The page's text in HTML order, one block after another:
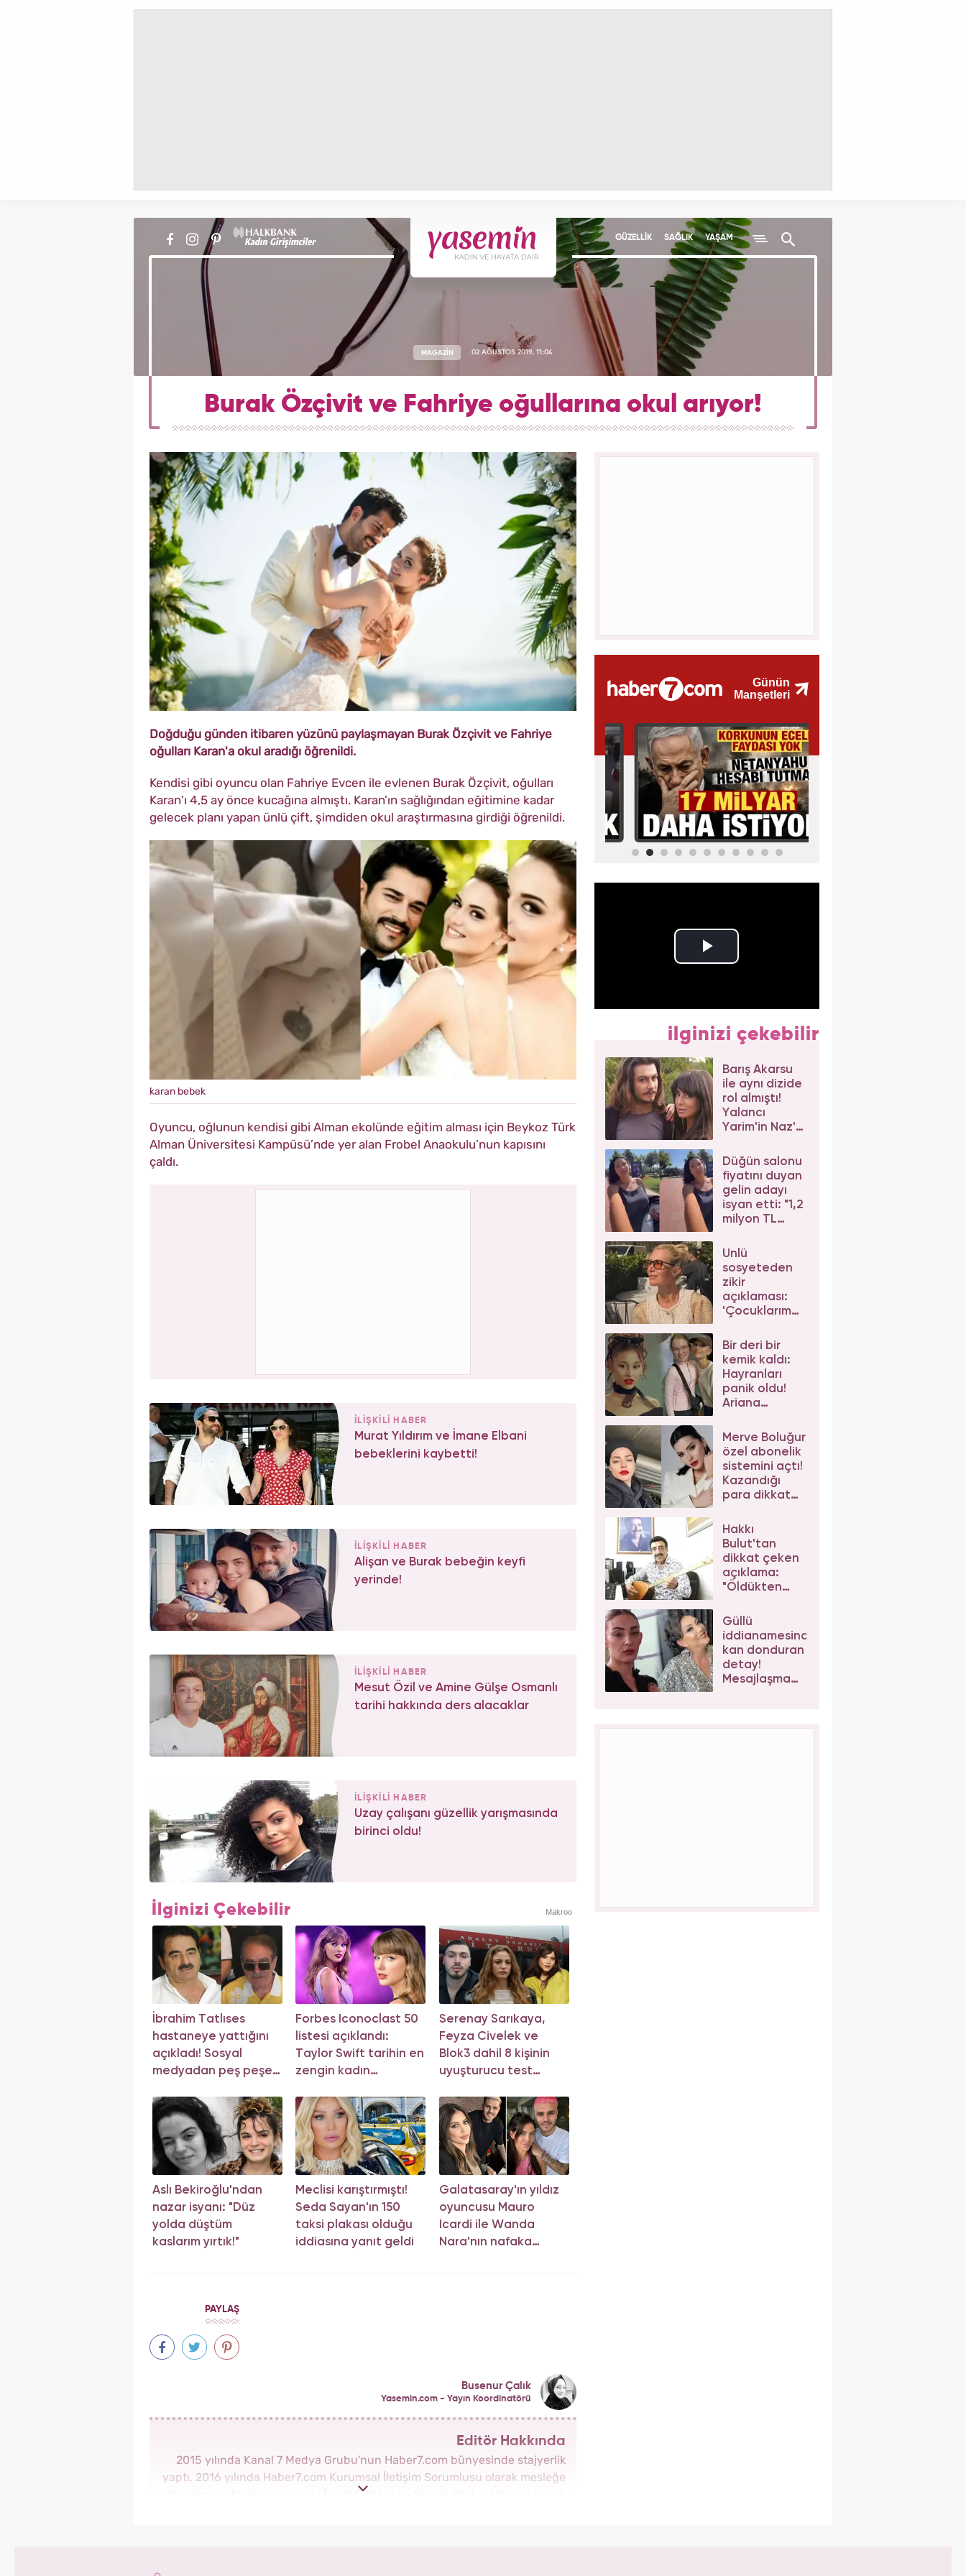
GÜZELLİK SAĞLIK YAŞAM
MAGAZİN 02 AĞUSTOS 2019, 11:04
Burak Özçivit ve Fahriye oğullarına okul arıyor!
Doğduğu günden itibaren yüzünü paylaşmayan Burak Özçivit ve Fahriye
oğulları Karan'a okul aradığı öğrenildi.
Kendisi gibi oyuncu olan Fahriye Evcen ile evlenen Burak Özçivit, oğulları
Karan'ı 4,5 ay önce kucağına almıştı. Karan’ın sağlığından eğitimine kadar
gelecek planı yapan ünlü çift, şimdiden okul araştırmasına girdiği öğrenildi.
karan bebek
Oyuncu, oğlunun kendisi gibi Alman ekolünde eğitim alması için Beykoz Türk
Alman Üniversitesi Kampüsü’nde yer alan Frobel Anaokulu’nun kapısını
çaldı.
İLİŞKİLİ HABER
Murat Yıldırım ve İmane Elbani
bebeklerini kaybetti!
İLİŞKİLİ HABER
Alişan ve Burak bebeğin keyfi
yerinde!
İLİŞKİLİ HABER
Mesut Özil ve Amine Gülşe Osmanlı
tarihi hakkında ders alacaklar
İLİŞKİLİ HABER
Uzay çalışanı güzellik yarışmasında
birinci oldu!
İlginizi Çekebilir Makroo
İbrahim Tatlıses
hastaneye yattığını
açıkladı! Sosyal
medyadan peş peşe
Forbes Iconoclast 50
listesi açıklandı:
Taylor Swift tarihin en
zengin kadın
Serenay Sarıkaya,
Feyza Civelek ve
Blok3 dahil 8 kişinin
uyuşturucu test
Aslı Bekiroğlu'ndan
nazar isyanı: "Düz
yolda düştüm
kaslarım yırtık!"
Meclisi karıştırmıştı!
Seda Sayan'ın 150
taksi plakası olduğu
iddiasına yanıt geldi
Galatasaray'ın yıldız
oyuncusu Mauro
Icardi ile Wanda
Nara'nın nafaka
PAYLAŞ
Busenur Çalık
Yasemin.com - Yayın Koordinatörü
Editör Hakkında
2015 yılında Kanal 7 Medya Grubu'nun Haber7.com bünyesinde stajyerlik
yaptı. 2016 yılında Haber7.com Kurumsal İletişim Sorumlusu olarak mesleğe
ilk adımını atarak sonrasında İçerik Editörü ve Sosyal Medya Uzmanı olarak
ilginizi çekebilir
Barış Akarsu
ile aynı dizide
rol almıştı!
Yalancı
Yarim'in Naz'ı
beğeni yağdı
Düğün salonu
fiyatını duyan
gelin adayı
isyan etti: "1,2
milyon TL
Ünlü
sosyeteden
zikir
açıklaması:
'Çocuklarım
diyerek gelen
eleştirilere
yanıt verdi
Bir deri bir
kemik kaldı:
Hayranları
panik oldu!
Ariana
son hali
korkuttu
Merve Boluğur
özel abonelik
sistemini açtı!
Kazandığı
para dikkat
Hakkı
Bulut'tan
dikkat çeken
açıklama:
"Öldükten
yapsalar ne
olur?"
Güllü
iddianamesinde
kan donduran
detay!
Mesajlaşma